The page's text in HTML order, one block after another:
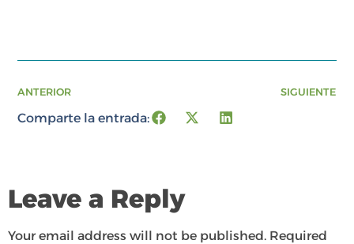
ANTERIOR SIGUIENTE
Comparte la entrada:
Leave a Reply
Your email address will not be published. Required